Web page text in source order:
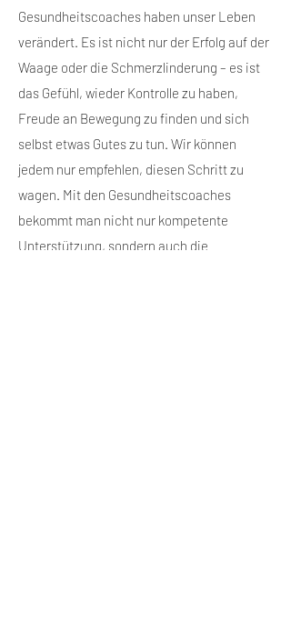
Gesundheitscoaches haben unser Leben
verändert. Es ist nicht nur der Erfolg auf der
Waage oder die Schmerzlinderung – es ist
das Gefühl, wieder Kontrolle zu haben,
Freude an Bewegung zu finden und sich
selbst etwas Gutes zu tun. Wir können
jedem nur empfehlen, diesen Schritt zu
wagen. Mit den Gesundheitscoaches
bekommt man nicht nur kompetente
Unterstützung, sondern auch die